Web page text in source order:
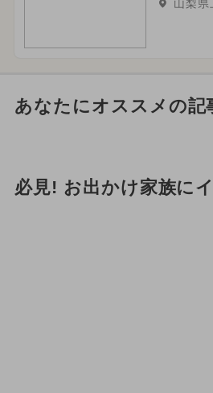
山梨県
あなたにオススメの記
必見! お出かけ家族に